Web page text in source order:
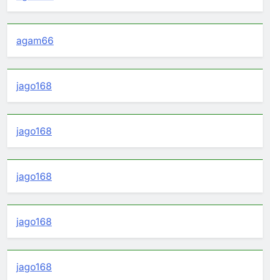
agam66
jago168
jago168
jago168
jago168
jago168